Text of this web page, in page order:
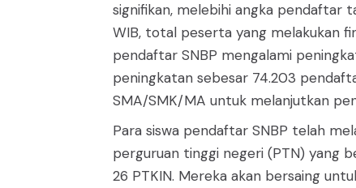
signifikan, melebihi angka pendaftar
WIB, total peserta yang melakukan
pendaftar SNBP mengalami
peningkatan sebesar 74.203
SMA/SMK/MA untuk melanjutkan
Para siswa pendaftar SNBP telah
perguruan tinggi negeri (PTN) yang
26 PTKIN. Mereka akan bersaing